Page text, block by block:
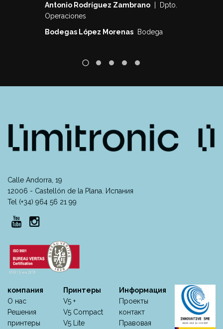
Antonio Rodríguez Zambrano | Dpto.
Operaciones
Bodegas López Morenas Bodega
Calle Andorra, 19
12006 - Castellón de la Plana. Испания
Tel (+34) 964 56 21 99
компания
О нас
Решения
принтеры
Принтеры
V5 +
V5 Compact
V5 Lite
Информация
Проекты
контакт
Правовая